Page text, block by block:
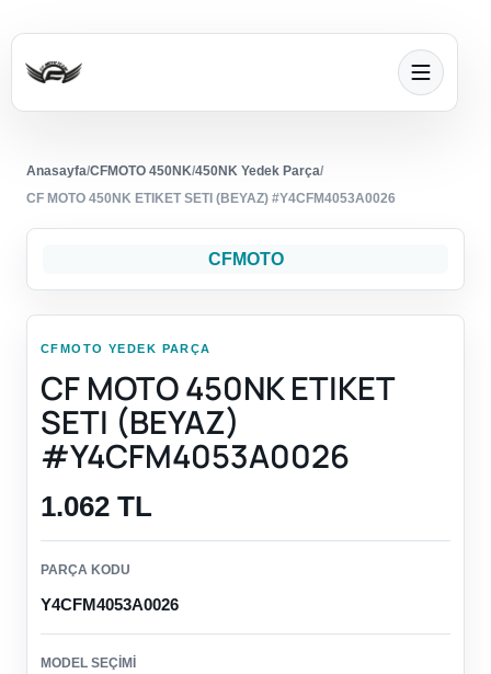
Anasayfa/CFMOTO 450NK/450NK Yedek Parça/
CF MOTO 450NK ETIKET SETI (BEYAZ) #Y4CFM4053A0026
CFMOTO
CFMOTO YEDEK PARÇA
CF MOTO 450NK ETIKET
SETI (BEYAZ)
#Y4CFM4053A0026
1.062 TL
PARÇA KODU
Y4CFM4053A0026
MODEL SEÇIMI